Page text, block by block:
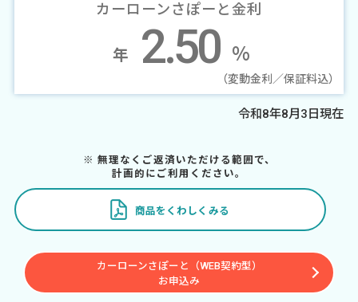
カーローンさぽーと金利
年 2.50 %
（変動金利／保証料込）
令和8年8月3日現在
※ 無理なくご返済いただける範囲で、
計画的にご利用ください。
商品をくわしくみる
カーローンさぽーと（WEB契約型）
お申込み